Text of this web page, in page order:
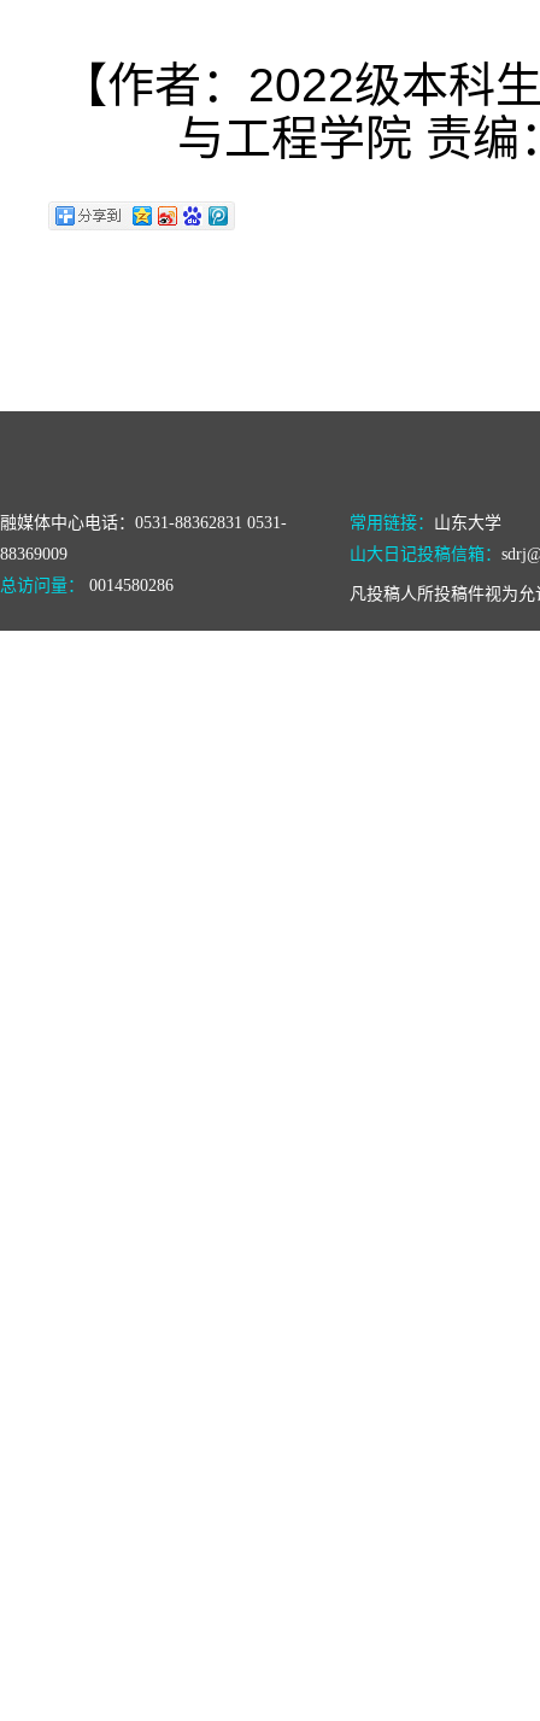
【作者：2022级本科
与工程学院 责编
融媒体中心电话：0531-88362831 0531-
88369009
常用链接： 山东大学
山大日记投稿信箱：
总访问量：
0014580286 凡投稿人所投稿件视为